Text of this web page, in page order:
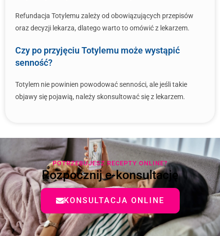
Refundacja Totylemu zależy od obowiązujących przepisów
oraz decyzji lekarza, dlatego warto to omówić z lekarzem.
Czy po przyjęciu Totylemu może wystąpić
senność?
Totylem nie powinien powodować senności, ale jeśli takie
objawy się pojawią, należy skonsultować się z lekarzem.
POTRZEBUJESZ RECEPTY ONLINE?
Rozpocznij e-konsultację
KONSULTACJA ONLINE